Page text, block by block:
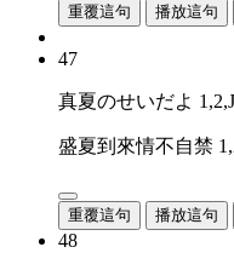
重覆這句 播放這句
47
真夏のせいだよ
盛夏到來情不自禁
重覆這句 播放這句
48